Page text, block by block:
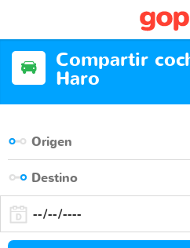
Compartir
Haro